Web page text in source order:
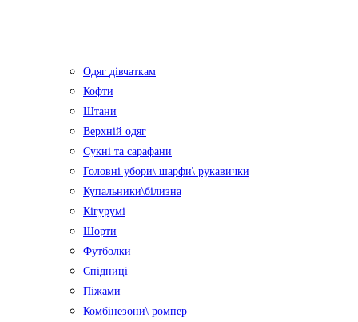
Одяг дівчаткам
Кофти
Штани
Верхній одяг
Сукні та сарафани
Головні убори\ шарфи\ рукавички
Купальники\білизна
Кігурумі
Шорти
Футболки
Спідниці
Піжами
Комбінезони\ ромпер